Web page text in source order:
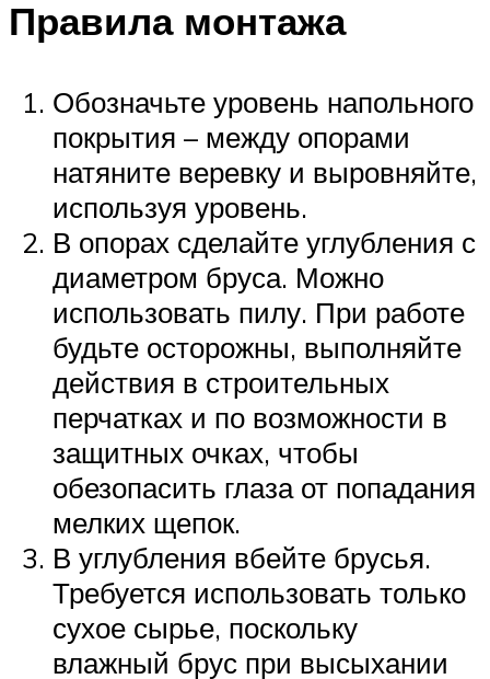
Правила монтажа
Обозначьте уровень напольного
покрытия – между опорами
натяните веревку и выровняйте,
используя уровень.
В опорах сделайте углубления с
диаметром бруса. Можно
использовать пилу. При работе
будьте осторожны, выполняйте
действия в строительных
перчатках и по возможности в
защитных очках, чтобы
обезопасить глаза от попадания
мелких щепок.
В углубления вбейте брусья.
Требуется использовать только
сухое сырье, поскольку
влажный брус при высыхании